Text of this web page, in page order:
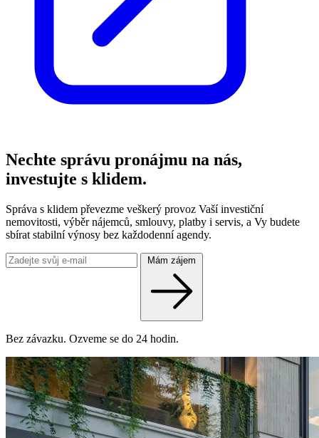
Nechte správu pronájmu na nás,
investujte s klidem.
Správa s klidem převezme veškerý provoz Vaší investiční
nemovitosti, výběr nájemců, smlouvy, platby i servis, a Vy budete
sbírat stabilní výnosy bez každodenní agendy.
Mám zájem
Bez závazku. Ozveme se do 24 hodin.